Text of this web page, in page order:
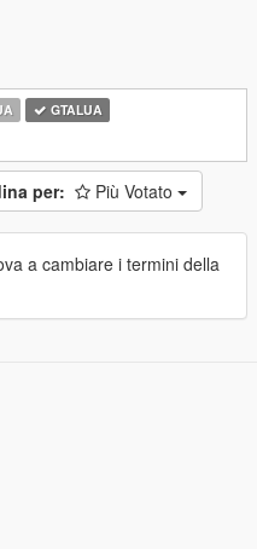
GTALUA
per: Più Votato
a cambiare i termini della